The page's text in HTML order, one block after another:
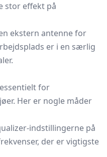
stor effekt på
ekstern antenne for
er i en særlig
for
Her er nogle måder
indstillingerne på
der er vigtigste